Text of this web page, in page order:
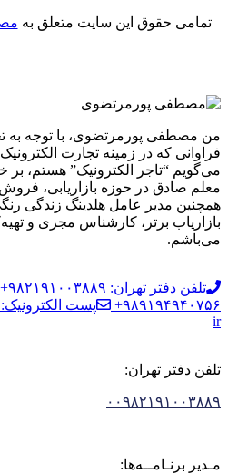
تمامی حقوق این سایت متعلق به
من مصطفی پورمرتضوی، با توجه به
فراوانی که در زمینه تجارت الکترونیک
می‌گویم “تاجر الکترونیک” هستم،
معلم صادق در حوزه بازاریابی،
همچنین مدیر عامل هلدینگ زندگی
بازاریاب برتر، کارشناس مجری و
می‌باشم.
تلفن دفتر تهران: ۹۸۲۱۹۱۰۰۳۸۸۹+
۹۸۹۱۹۴۹۴۰۷۵۶+
ir
تلفن دفتر تهران:
۰۰۹۸۲۱۹۱۰۰۳۸۸۹
مـدیر برنـامــه‌ها: